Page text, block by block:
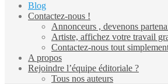
Blog
Contactez-nous !
Annonceurs , devenons
Artiste, affichez votre travail
Contactez-nous tout
A propos
Rejoindre l’équipe éditoriale ?
Tous nos auteurs